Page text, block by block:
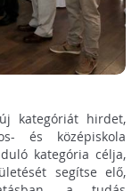
kategóriát hirdet,
és középiskola
kategória célja,
segítse elő,